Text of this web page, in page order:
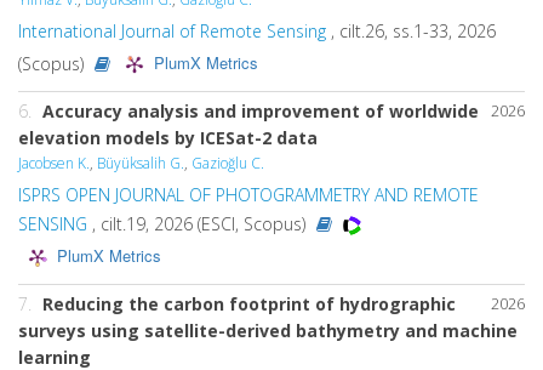
International Journal of Remote Sensing , cilt.26, ss.1-33, 2026
(Scopus)
PlumX Metrics
2026
6.
Accuracy analysis and improvement of worldwide
elevation models by ICESat-2 data
Jacobsen K., Büyüksalih G., Gazioğlu C.
ISPRS OPEN JOURNAL OF PHOTOGRAMMETRY AND REMOTE
SENSING , cilt.19, 2026 (ESCI, Scopus)
PlumX Metrics
2026
7.
Reducing the carbon footprint of hydrographic
surveys using satellite-derived bathymetry and machine
learning